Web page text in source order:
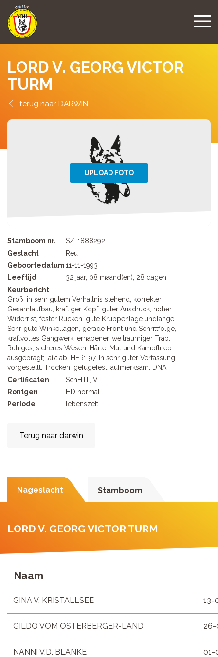
LORD V. GEORG VICTOR
TURM
DARWIN
Stamboom nr.
SZ-1888292
Geslacht
Reu
Geboortedatum11-11-1993
Leeftijd
32 jaar, 08 maand(en), 28 dagen
Keurbericht
Groß, in sehr gutem Verhältnis stehend, korrekter
Gesamtaufbau, kräftiger Kopf, guter Ausdruck, hoher
Widerrist, fester Rücken, gute Kruppenlage undlänge.
Sehr gute Winkellagen, gerade Front und Schrittfolge,
kraftvolles Gangwerk, erhabener, weiträumiger Trab.
Ruhiges, sicheres Wesen, Härte, Mut und Kampftrieb
ausgeprägt; läßt ab. HER: '97. In sehr guter Verfassung
vorgestellt. Trocken, gefügefest, aufmerksam. DNA.
Certificaten
SchH.III., V.
Rontgen
HD normal
Periode
lebenszeit
Terug naar darwin
Nageslacht Stamboom
LORD V. GEORG VICTOR TURM
Naam
GINA V. KRISTALLSEE 13-
GILDO VOM OSTERBERGER-LAND 26-
NANNI V.D. BLANKE 01-